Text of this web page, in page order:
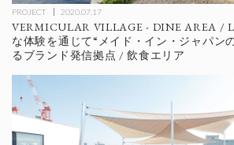
PROJECT 2020.07.17
VERMICULAR VILLAGE - DINE AREA /
な体験を通じて“メイド・イン・ジャパン
るブランド発信拠点 / 飲食エリア